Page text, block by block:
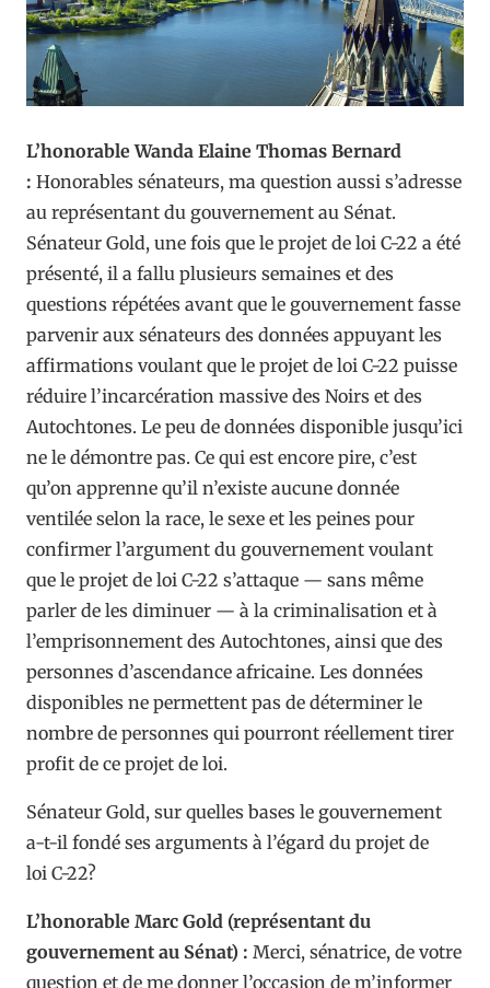
L’honorable Wanda Elaine Thomas Bernard
: Honorables sénateurs, ma question aussi s’adresse
au représentant du gouvernement au Sénat.
Sénateur Gold, une fois que le projet de loi C-22 a été
présenté, il a fallu plusieurs semaines et des
questions répétées avant que le gouvernement fasse
parvenir aux sénateurs des données appuyant les
affirmations voulant que le projet de loi C-22 puisse
réduire l’incarcération massive des Noirs et des
Autochtones. Le peu de données disponible jusqu’ici
ne le démontre pas. Ce qui est encore pire, c’est
qu’on apprenne qu’il n’existe aucune donnée
ventilée selon la race, le sexe et les peines pour
confirmer l’argument du gouvernement voulant
que le projet de loi C-22 s’attaque — sans même
parler de les diminuer — à la criminalisation et à
l’emprisonnement des Autochtones, ainsi que des
personnes d’ascendance africaine. Les données
disponibles ne permettent pas de déterminer le
nombre de personnes qui pourront réellement tirer
profit de ce projet de loi.
Sénateur Gold, sur quelles bases le gouvernement
a-t-il fondé ses arguments à l’égard du projet de
loi C-22?
L’honorable Marc Gold (représentant du
gouvernement au Sénat) : Merci, sénatrice, de votre
question et de me donner l’occasion de m’informer